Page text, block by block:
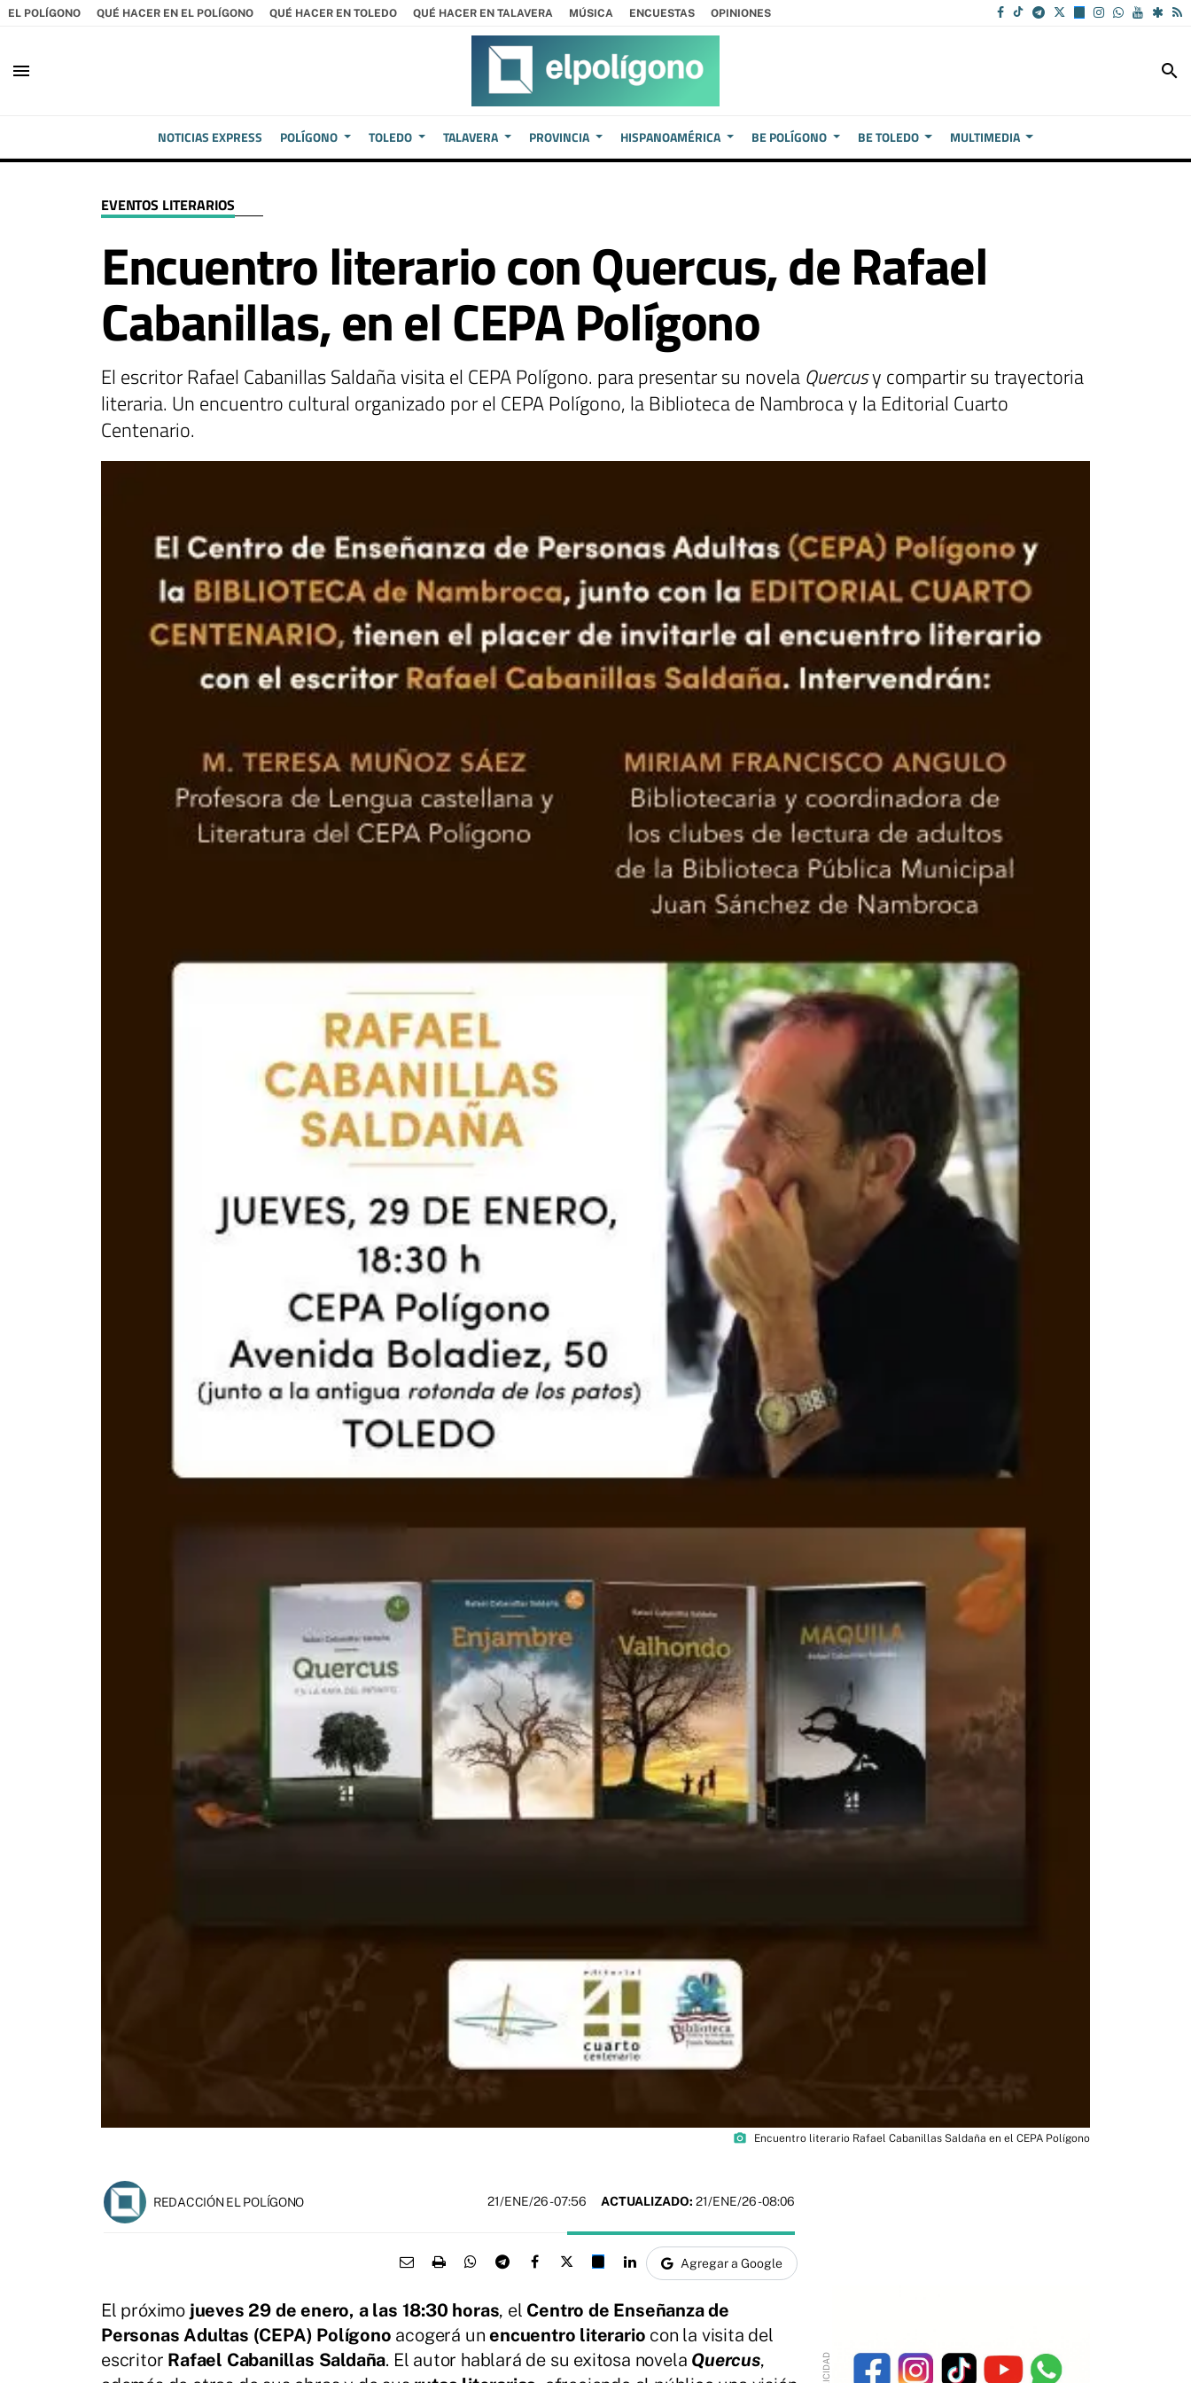
EL POLÍGONO QUÉ HACER EN EL POLÍGONO QUÉ HACER EN TOLEDO QUÉ HACER EN TALAVERA MÚSICA ENCUESTAS OPINIONES
menu search
NOTICIAS EXPRESS POLÍGONO TOLEDO TALAVERA PROVINCIA HISPANOAMÉRICA BE POLÍGONO BE TOLEDO MULTIMEDIA
EVENTOS LITERARIOS
Encuentro literario con Quercus, de Rafael
Cabanillas, en el CEPA Polígono
El escritor Rafael Cabanillas Saldaña visita el CEPA Polígono. para presentar su novela Quercusy compartir su trayectoria
literaria. Un encuentro cultural organizado por el CEPA Polígono, la Biblioteca de Nambroca y la Editorial Cuarto
Centenario.
photo_camera Encuentro literario Rafael Cabanillas Saldaña en el CEPA Polígono
REDACCIÓN EL POLÍGONO 21/ENE/26- 07:56 ACTUALIZADO: 21/ENE/26 - 08:06
Agregar a Google
El próximo jueves 29 de enero, a las 18:30 horas, el Centro de Enseñanza de
Personas Adultas (CEPA) Polígono acogerá unencuentro literario con la visita del
escritor Rafael Cabanillas Saldaña. El autor hablará de su exitosa novela Quercus,